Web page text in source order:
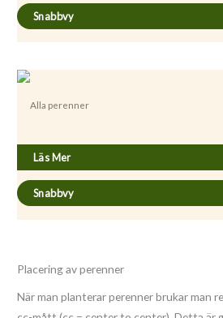
Snabbvy
Alla perenner
Läs Mer
Snabbvy
Placering av perenner
När man planterar perenner brukar man